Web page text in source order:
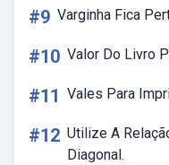
#9 Varginha Fica
#10 Valor Do Livro
#11 Vales Para
#12 Utilize A
Diagonal.